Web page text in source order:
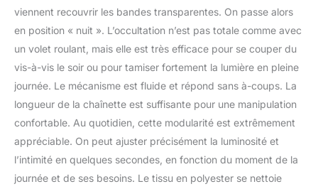
viennent recouvrir les bandes transparentes. On passe alors
en position « nuit ». L’occultation n’est pas totale comme avec
un volet roulant, mais elle est très efficace pour se couper du
vis-à-vis le soir ou pour tamiser fortement la lumière en pleine
journée. Le mécanisme est fluide et répond sans à-coups. La
longueur de la chaînette est suffisante pour une manipulation
confortable. Au quotidien, cette modularité est extrêmement
appréciable. On peut ajuster précisément la luminosité et
l’intimité en quelques secondes, en fonction du moment de la
journée et de ses besoins. Le tissu en polyester se nettoie